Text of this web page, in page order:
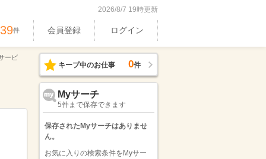
2026/8/7 19時更新
件 会員登録 ログイン
ービ
キープ中のお仕事 0件
Myサーチ
5件まで保存できます
保存されたMyサーチはありませ
ん。
お気に入りの検索条件をMyサー